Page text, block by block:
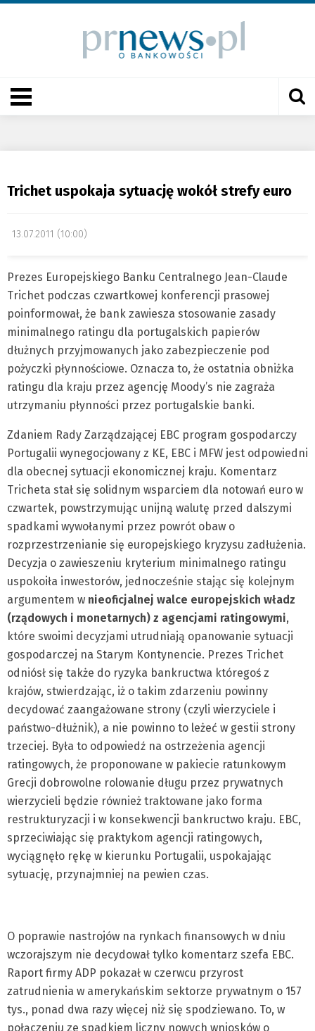
Trichet uspokaja sytuację wokół strefy euro
13.07.2011 (10:00)
Prezes Europejskiego Banku Centralnego Jean-Claude
Trichet podczas czwartkowej konferencji prasowej
poinformował, że bank zawiesza stosowanie zasady
minimalnego ratingu dla portugalskich papierów
dłużnych przyjmowanych jako zabezpieczenie pod
pożyczki płynnościowe. Oznacza to, że ostatnia obniżka
ratingu dla kraju przez agencję Moody’s nie zagraża
utrzymaniu płynności przez portugalskie banki.
Zdaniem Rady Zarządzającej EBC program gospodarczy
Portugalii wynegocjowany z KE, EBC i MFW jest odpowiedni
dla obecnej sytuacji ekonomicznej kraju. Komentarz
Tricheta stał się solidnym wsparciem dla notowań euro w
czwartek, powstrzymując unijną walutę przed dalszymi
spadkami wywołanymi przez powrót obaw o
rozprzestrzenianie się europejskiego kryzysu zadłużenia.
Decyzja o zawieszeniu kryterium minimalnego ratingu
uspokoiła inwestorów, jednocześnie stając się kolejnym
argumentem w nieoficjalnej walce europejskich władz
(rządowych i monetarnych) z agencjami ratingowymi,
które swoimi decyzjami utrudniają opanowanie sytuacji
gospodarczej na Starym Kontynencie. Prezes Trichet
odniósł się także do ryzyka bankructwa któregoś z
krajów, stwierdzając, iż o takim zdarzeniu powinny
decydować zaangażowane strony (czyli wierzyciele i
państwo-dłużnik), a nie powinno to leżeć w gestii strony
trzeciej. Była to odpowiedź na ostrzeżenia agencji
ratingowych, że proponowane w pakiecie ratunkowym
Grecji dobrowolne rolowanie długu przez prywatnych
wierzycieli będzie również traktowane jako forma
restrukturyzacji i w konsekwencji bankructwo kraju. EBC,
sprzeciwiając się praktykom agencji ratingowych,
wyciągnęło rękę w kierunku Portugalii, uspokajając
sytuację, przynajmniej na pewien czas.
O poprawie nastrojów na rynkach finansowych w dniu
wczorajszym nie decydował tylko komentarz szefa EBC.
Raport firmy ADP pokazał w czerwcu przyrost
zatrudnienia w amerykańskim sektorze prywatnym o 157
tys., ponad dwa razy więcej niż się spodziewano. To, w
połączeniu ze spadkiem liczny nowych wniosków o